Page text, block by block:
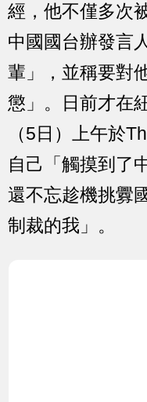
經，他不僅多次
中國國台辦發言
輩」，並稱要對
懲」。日前才在
（5日）上午於
自己「觸摸到了
還不忘趁機挑釁
制裁的我」。